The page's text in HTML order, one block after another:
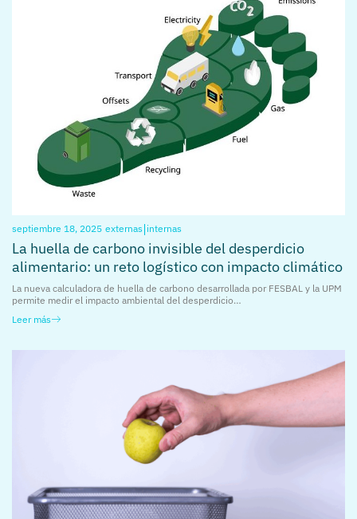
septiembre 18, 2025 externas| internas
La huella de carbono invisible del desperdicio
alimentario: un reto logístico con impacto climático
La nueva calculadora de huella de carbono desarrollada por FESBAL y la UPM
permite medir el impacto ambiental del desperdicio…
Leer más